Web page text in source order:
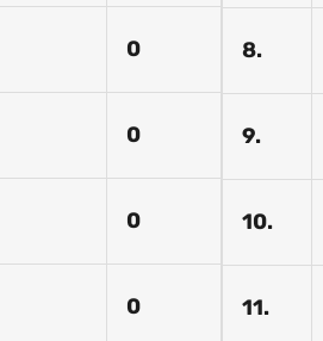
0
0
0
0
8.
9.
10.
11.